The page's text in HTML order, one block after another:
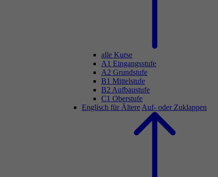
alle Kurse
A1 Eingangsstufe
A2 Grundstufe
B1 Mittelstufe
B2 Aufbaustufe
C1 Oberstufe
Englisch für Ältere Auf- oder Zuklappen